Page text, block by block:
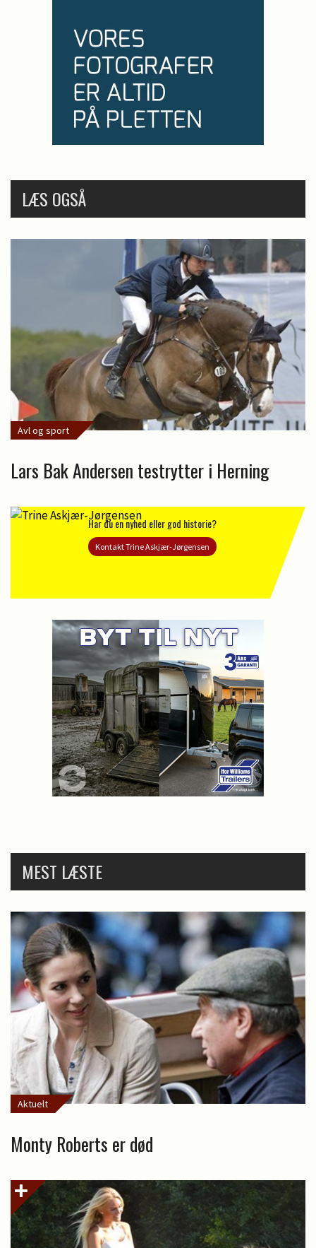
LÆS OGSÅ
Avl og sport
Lars Bak Andersen testrytter i Herning
Har du en nyhed eller god historie?
Kontakt Trine Askjær-Jørgensen
MEST LÆSTE
Aktuelt
Monty Roberts er død